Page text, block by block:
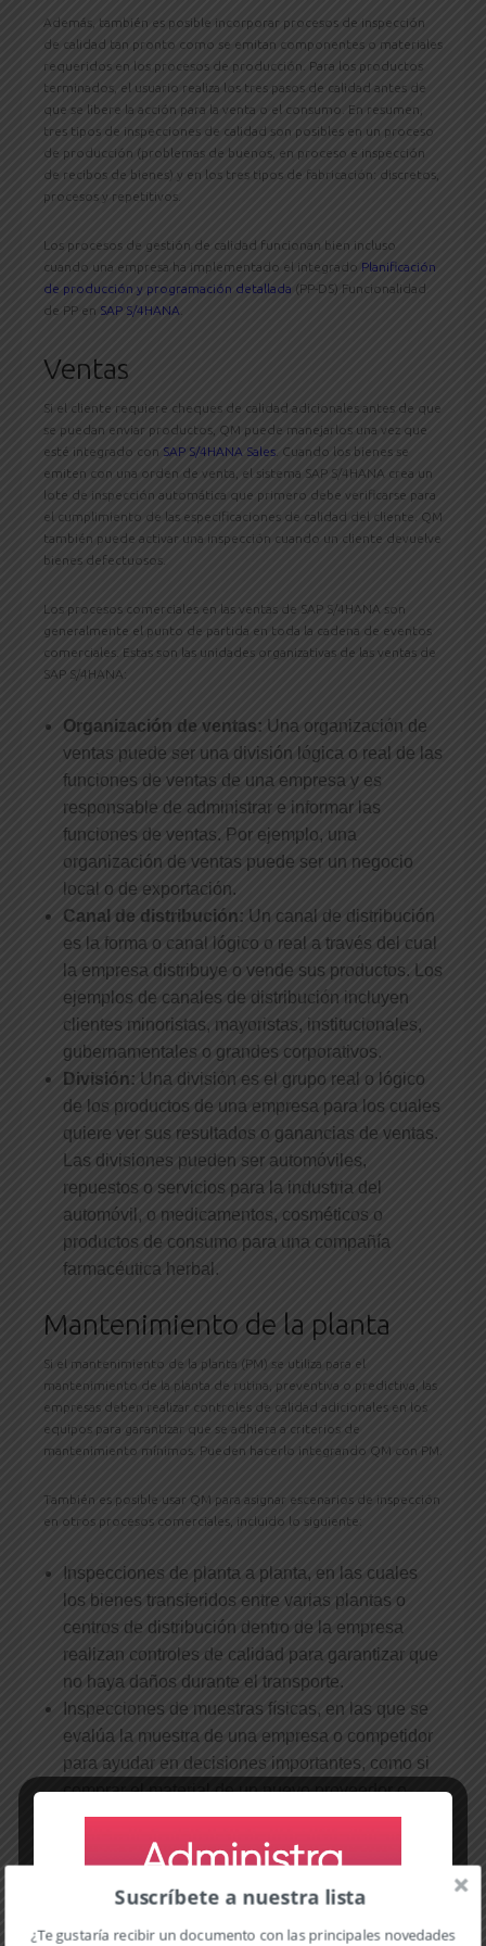
Además, también es posible incorporar procesos de inspección
de calidad tan pronto como se emitan componentes o materiales
requeridos en los procesos de producción. Para los productos
terminados, el usuario realiza los tres pasos de calidad antes de
que se libere la acción para la venta o el consumo. En resumen,
tres tipos de inspecciones de calidad son posibles en un proceso
de producción (problemas de buenos, en proceso e inspección
de recibos de bienes) y en los tres tipos de fabricación: discretos,
procesos y repetitivos.
Los procesos de gestión de calidad funcionan bien incluso
cuando una empresa ha implementado el integrado Planificación
de producción y programación detallada (PP-DS) Funcionalidad
de PP en SAP S/4HANA
Ventas
Si el cliente requiere cheques de calidad adicionales antes de que
se puedan enviar productos, QM puede manejarlos una vez que
esté integrado con SAP S/4HANA Sales . Cuando los bienes se
emiten con una orden de venta, el sistema SAP S/4HANA crea un
lote de inspección automática que primero debe verificarse para
el cumplimiento de las especificaciones de calidad del cliente. QM
también puede activar una inspección cuando un cliente devuelve
bienes defectuosos.
Los procesos comerciales en las ventas de SAP S/4HANA son
generalmente el punto de partida en toda la cadena de eventos
comerciales. Estas son las unidades organizativas de las ventas de
SAP S/4HANA:
Organización de ventas: Una organización de
ventas puede ser una división lógica o real de las
funciones de ventas de una empresa y es
responsable de administrar e informar las
funciones de ventas. Por ejemplo, una
organización de ventas puede ser un negocio
local o de exportación.
Canal de distribución: Un canal de distribución
es la forma o canal lógico o real a través del cual
la empresa distribuye o vende sus productos. Los
ejemplos de canales de distribución incluyen
clientes minoristas, mayoristas, institucionales,
gubernamentales o grandes corporativos.
División: Una división es el grupo real o lógico
de los productos de una empresa para los cuales
quiere ver sus resultados o ganancias de ventas.
Las divisiones pueden ser automóviles,
repuestos o servicios para la industria del
automóvil, o medicamentos, cosméticos o
productos de consumo para una compañía
farmacéutica herbal.
Mantenimiento de la planta
Si el mantenimiento de la planta (PM) se utiliza para el
mantenimiento de la planta de rutina, preventiva o predictiva, las
empresas deben realizar controles de calidad adicionales en los
equipos para garantizar que se adhiera a criterios de
mantenimiento mínimos. Pueden hacerlo integrando QM con PM.
También es posible usar QM para asignar escenarios de inspección
en otros procesos comerciales, incluido lo siguiente:
Inspecciones de planta a planta, en las cuales
los bienes transferidos entre varias plantas o
centros de distribución dentro de la empresa
realizan controles de calidad para garantizar que
no haya daños durante el transporte.
Inspecciones de muestras físicas, en las que se
evalúa la muestra de una empresa o competidor
para ayudar en decisiones importantes, como si
comprar el material de un nuevo proveedor o
cambiar las especificaciones de productos para
que coincidan con las de los competidores
Inspecciones manuales en situaciones como la
creación de lotes de inspección para materias
primas almacenadas o productos terminados o
Suscríbete a nuestra lista
¿Te gustaría recibir un documento con las principales novedades de la